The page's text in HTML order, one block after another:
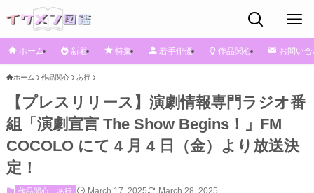
ホーム 新着 特集 若手俳優 作品関心 お問い
ホーム 作品関心 あ行
【プレスリリース】演劇情報専門ラジオ番
組「演劇宣言 The Show Begins！」FM
COCOLO にて 4 月 4 日（金）より放送決
定！
作品関心 あ行 March 17, 2025 March 28, 2025